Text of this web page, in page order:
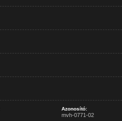
Azonosító:
mvh-0771-02